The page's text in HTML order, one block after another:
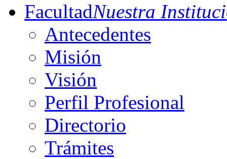
FacultadNuestra
Antecedentes
Misión
Visión
Perfil Profesional
Directorio
Trámites